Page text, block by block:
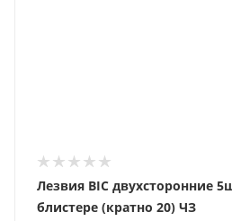
Лезвия BIC двухсторонние
блистере (кратно 20) ЧЗ